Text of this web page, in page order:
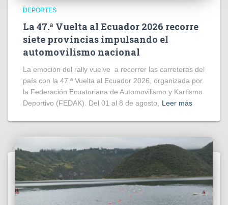
DEPORTES
La 47.ª Vuelta al Ecuador 2026 recorre
siete provincias impulsando el
automovilismo nacional
La emoción del rally vuelve a recorrer las carreteras del
país con la 47.ª Vuelta al Ecuador 2026, organizada por
la Federación Ecuatoriana de Automovilismo y Kartismo
Deportivo (FEDAK). Del 01 al 8 de agosto,
Leer más